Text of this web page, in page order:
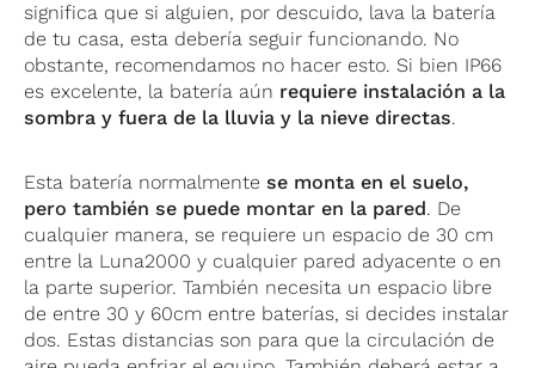
significa que si alguien, por descuido, lava la batería
de tu casa, esta debería seguir funcionando. No
obstante, recomendamos no hacer esto. Si bien IP66
es excelente, la batería aún requiere instalación a la
sombra y fuera de la lluvia y la nieve directas.
Esta batería normalmentese monta en el suelo,
pero también se puede montar en la pared. De
cualquier manera, se requiere un espacio de 30 cm
entre la Luna2000 y cualquier pared adyacente o en
la parte superior. También necesita un espacio libre
de entre 30 y 60cm entre baterías, si decides instalar
dos. Estas distancias son para que la circulación de